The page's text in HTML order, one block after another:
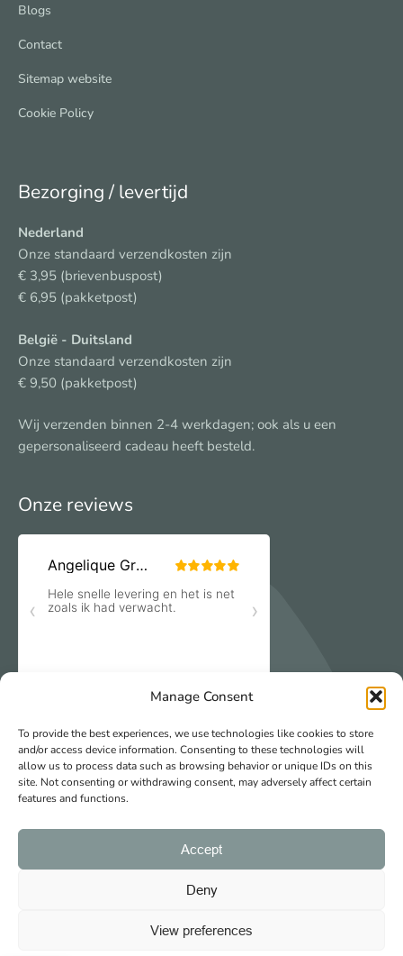
Manage Consent
To provide the best experiences, we use technologies like cookies to store
and/or access device information. Consenting to these technologies will
allow us to process data such as browsing behavior or unique IDs on this
site. Not consenting or withdrawing consent, may adversely affect certain
features and functions.
Accept
Deny
View preferences
Blogs
Contact
Sitemap website
Cookie Policy
Bezorging / levertijd
Nederland
Onze standaard verzendkosten zijn
€ 3,95 (brievenbuspost)
€ 6,95 (pakketpost)
België - Duitsland
Onze standaard verzendkosten zijn
€ 9,50 (pakketpost)
Wij verzenden binnen 2-4 werkdagen; ook als u een
gepersonaliseerd cadeau heeft besteld.
Onze reviews
© 2026 Freubelshoponline